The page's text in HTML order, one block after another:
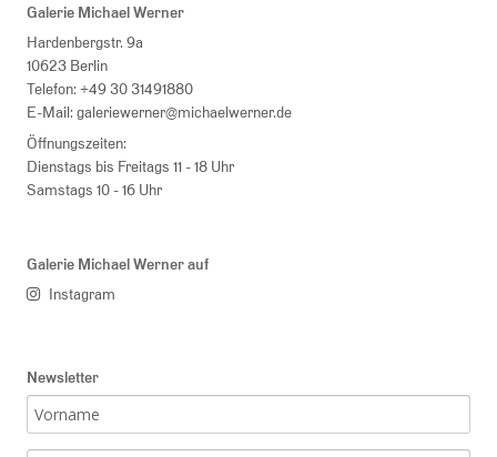
Galerie Michael Werner
Hardenbergstr. 9a
10623 Berlin
Telefon: +49 30 31491880
E-Mail: galeriewerner@michaelwerner.de
Öffnungszeiten:
Dienstags bis Freitags 11 - 18 Uhr
Samstags 10 - 16 Uhr
Galerie Michael Werner auf
Instagram
Newsletter